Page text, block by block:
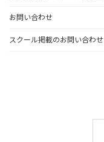
お問い合わせ
スクール掲載のお問い合わせ